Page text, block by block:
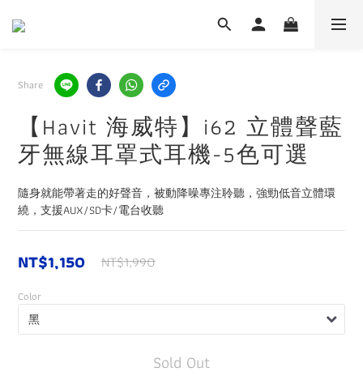
Share
【Havit 海威特】i62 立體聲藍
牙無線耳罩式耳機-5色可選
隨身就能帶著走的好聲音，被動降噪專注聆聽，強勁低音立體環
繞，支援AUX/SD卡/電台收聽
NT$1,150 NT$1,990
Color
Sold Out